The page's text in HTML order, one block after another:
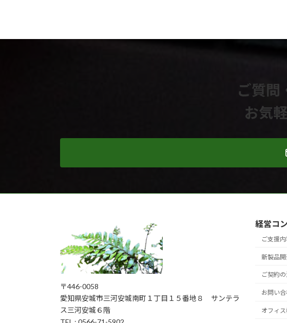
ご質問
お気
〒446-0058
愛知県安城市三河安城南町１丁目１５番地８ サンテラ
ス三河安城６階
経営コ
ご支援
新製品
ご契約
お問い
オフィ